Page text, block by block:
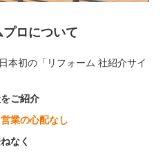
プロについて
本初の「リフォーム 社紹介サイ
ご紹介
営業の心配なし
なく